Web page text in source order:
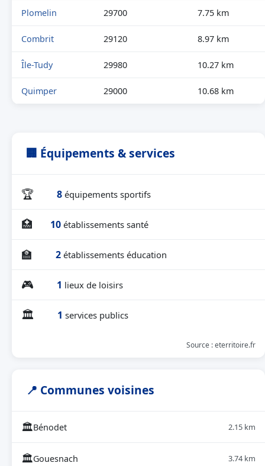
Plomelin 29700 7.75 km
Combrit 29120 8.97 km
Île-Tudy 29980 10.27 km
Quimper 29000 10.68 km
🏢 Équipements & services
🏆 8 équipements sportifs
🏥 10 établissements santé
🏫 2 établissements éducation
🎮 1 lieux de loisirs
🏛 1 services publics
Source : eterritoire.fr
📍 Communes voisines
🏛Bénodet 2.15 km
🏛Gouesnach 3.74 km